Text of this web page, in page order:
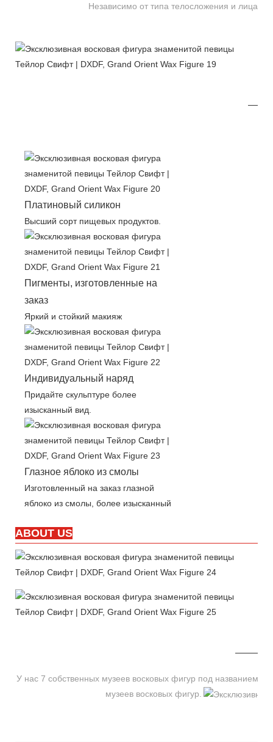
Независимо от типа телосложения и лица,
Платиновый силикон
Высший сорт пищевых продуктов.
Пигменты, изготовленные на
заказ
Яркий и стойкий макияж
Индивидуальный наряд
Придайте скульптуре более
изысканный вид.
Глазное яблоко из смолы
Изготовленный на заказ глазной
яблоко из смолы, более изысканный
ABOUT US
У нас 7 собственных музеев восковых фигур под названием
музеев восковых фигур.